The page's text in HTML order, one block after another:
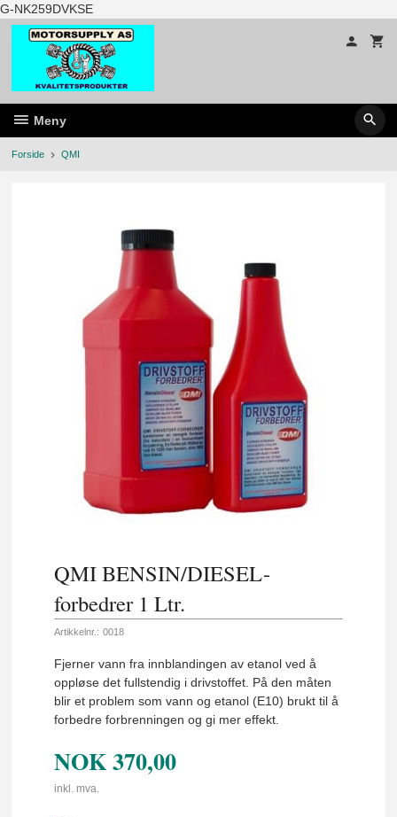
G-NK259DVKSEGå
til
innholdet
Meny
Forside QMI
QMI BENSIN/DIESEL-
forbedrer 1 Ltr.
Artikkelnr.: 0018
Fjerner vann fra innblandingen av etanol ved å
oppløse det fullstendig i drivstoffet. På den måten
blir et problem som vann og etanol (E10) brukt til å
forbedre forbrenningen og gi mer effekt.
NOK370,00
inkl. mva.